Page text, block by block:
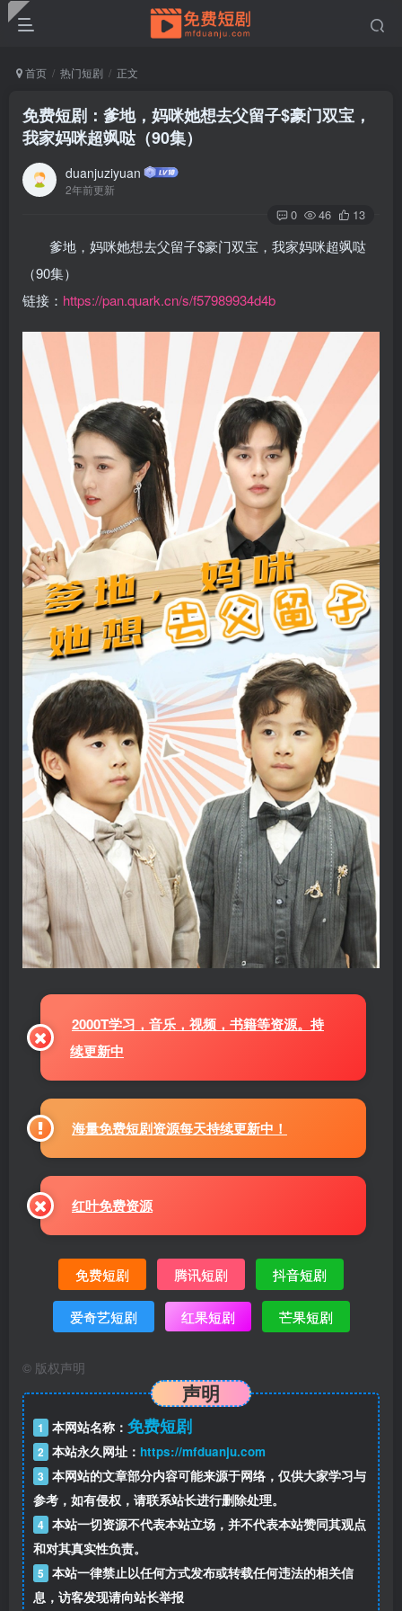
首页 热门短剧 正文
免费短剧：爹地，妈咪她想去父留子$豪门双宝，
我家妈咪超飒哒（90集）
duanjuziyuan
2年前更新
0 46 13
爹地，妈咪她想去父留子$豪门双宝，我家妈咪超飒哒
（90集）
链接： https://pan.quark.cn/s/f57989934d4b
2000T学习，音乐，视频，书籍等资源。持
续更新中
海量免费短剧资源每天持续更新中！
红叶免费资源
免费短剧 腾讯短剧 抖音短剧
爱奇艺短剧 红果短剧 芒果短剧
© 版权声明
声明
1 本网站名称： 免费短剧
2 本站永久网址： https://mfduanju.com
3 本网站的文章部分内容可能来源于网络，仅供大家学习与
参考，如有侵权，请联系站长进行删除处理。
4 本站一切资源不代表本站立场，并不代表本站赞同其观点
和对其真实性负责。
5 本站一律禁止以任何方式发布或转载任何违法的相关信
息，访客发现请向站长举报